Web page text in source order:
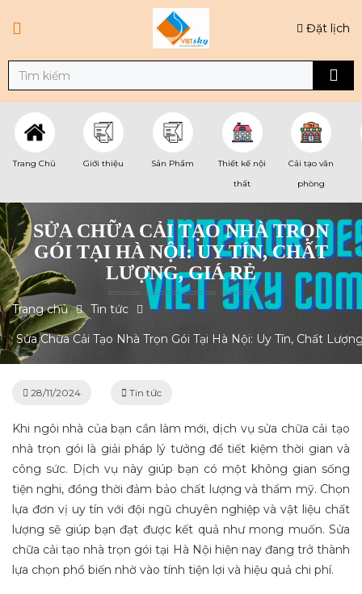
Đặt lịch
Trang Chủ Giới thiệu Sản Phẩm
Thiết kế nội
thất
Cải tạo văn
phòng
SỬA CHỮA CẢI TẠO NHÀ TRỌN
GÓI TẠI HÀ NỘI: UY TÍN, CHẤT
LƯỢNG, GIÁ RẺ
Trang chủ Tin tức
Sửa Chữa Cải Tạo Nhà Trọn Gói Tại Hà Nội: Uy Tín, Chất
28/11/2024 Tin tức
Khi ngôi nhà của bạn cần làm mới, dịch vụ sửa chữa cải tạo
nhà trọn gói là giải pháp lý tưởng để tiết kiệm thời gian và
công sức. Dịch vụ này giúp bạn có một không gian sống
tiện nghi, đồng thời đảm bảo chất lượng và thẩm mỹ. Chọn
lựa đơn vị uy tín với đội ngũ chuyên nghiệp và vật liệu chất
lượng sẽ giúp bạn đạt được kết quả như mong muốn. Sửa
chữa cải tạo nhà trọn gói tại Hà Nội hiện nay đang trở thành
lựa chọn phổ biến nhờ vào tính tiện lợi và hiệu quả chi phí.